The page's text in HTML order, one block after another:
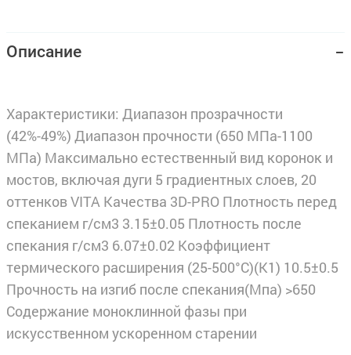
Описание
Характеристики: Диапазон прозрачности
(42%-49%) Диапазон прочности (650 МПа-1100
МПа) Максимально естественный вид коронок и
мостов, включая дуги 5 градиентных слоев, 20
оттенков VITA Качества 3D-PRO Плотность перед
спеканием г/см3 3.15±0.05 Плотность после
спекания г/см3 6.07±0.02 Коэффициент
термического расширения (25-500°С)(К1) 10.5±0.5
Прочность на изгиб после спекания(Мпа) >650
Содержание моноклинной фазы при
искусственном ускоренном старении